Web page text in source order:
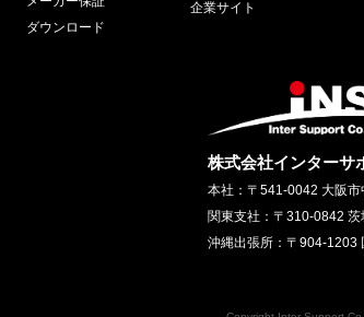
ダウンロード
企業サイト
株式会社インターサ
本社
〒541-0042 大阪
関東支社
〒310-0842 茨
沖縄出張所
〒904-1203